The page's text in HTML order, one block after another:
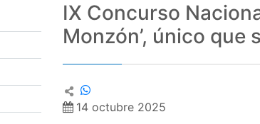
IX Concurso
Monzón’, único que
14 octubre 2025